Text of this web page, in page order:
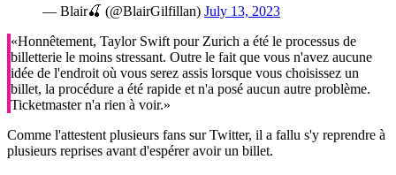
— Blair🍒 (@BlairGilfillan) July 13, 2023
«Honnêtement, Taylor Swift pour Zurich a été le processus de
billetterie le moins stressant. Outre le fait que vous n'avez aucune
idée de l'endroit où vous serez assis lorsque vous choisissez un
billet, la procédure a été rapide et n'a posé aucun autre problème.
Ticketmaster n'a rien à voir.»
Comme l'attestent plusieurs fans sur Twitter, il a fallu s'y reprendre à
plusieurs reprises avant d'espérer avoir un billet.